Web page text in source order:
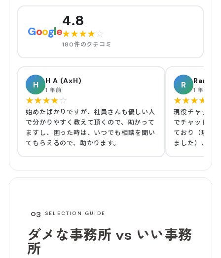
Google
4.8
★★★★☆
180件のクチコミ
H H A (AxH)
1 年前
★★★★☆
始めたばかりですが、社員さんも優しい人
で分かりやすく教えて頂くので、助かって
ますし、困った時は、いつでも相談を聞い
てもらえるので、助かります。
R Ran
1 年前
★★★★
現役チャット
でチャットレ
ており（現在
ました）、い
いる部門的に
LINEで対応頂
ので通勤の女
ないでしょうか？ 私は在宅での
03 SELECTION GUIDE
ダメな事務所 vs いい事務
所